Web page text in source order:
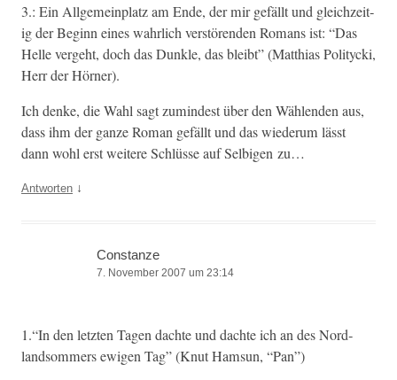
3.: Ein All­ge­mein­platz am Ende, der mir gefällt und gle­ichzeit­
ig der Beginn eines wahrlich ver­stören­den Romans ist: “Das
Helle verge­ht, doch das Dun­kle, das bleibt” (Matthias Poli­ty­c­ki,
Herr der Hörner).
Ich denke, die Wahl sagt zumin­d­est über den Wäh­len­den aus,
dass ihm der ganze Roman gefällt und das wiederum lässt
dann wohl erst weit­ere Schlüsse auf Sel­bi­gen zu…
Antworten ↓
Constanze
7. November 2007 um 23:14
1.“In den let­zten Tagen dachte und dachte ich an des Nord­
land­som­mers ewigen Tag” (Knut Ham­sun, “Pan”)